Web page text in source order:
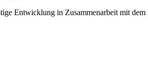
Entwicklung in Zusammenarbeit mit dem